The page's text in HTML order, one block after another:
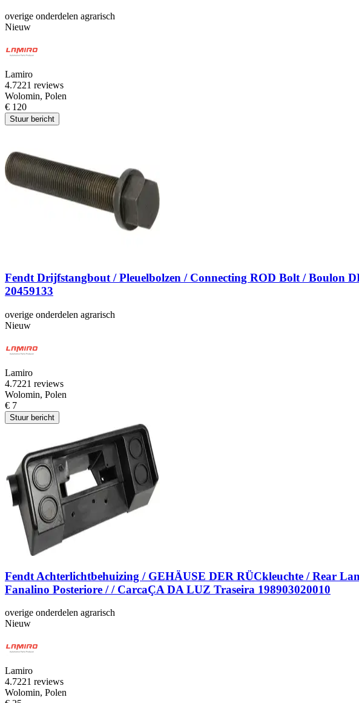
overige onderdelen agrarisch
Nieuw
Lamiro
4.7221 reviews
Wolomin, Polen
€ 120
Stuur bericht
Fendt Drijfstangbout / Pleuelbolzen / Connecting ROD Bolt / Boulon
20459133
overige onderdelen agrarisch
Nieuw
Lamiro
4.7221 reviews
Wolomin, Polen
€ 7
Stuur bericht
Fendt Achterlichtbehuizing / GEHÄUSE DER RÜCkleuchte / Rear
Fanalino Posteriore / / CarcaÇA DA LUZ Traseira 198903020010
overige onderdelen agrarisch
Nieuw
Lamiro
4.7221 reviews
Wolomin, Polen